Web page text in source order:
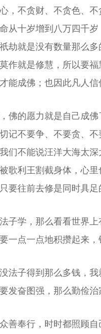
，不贪财、不贪色、
从十岁增到八万四千
劫就是没有数量那么
作就是修慧，所以要
能成佛；也因此凡人
佛的愿力就是自己成
记不要争、不要贪、
们不能说汪洋大海太
歌利王割截身体，心
要往前去修是同时具足
子学，那么看看世界
一点一点地积攒起来，
法子得到那么多钱，
发奋图强，那么勤俭
善奉行，时时都照顾